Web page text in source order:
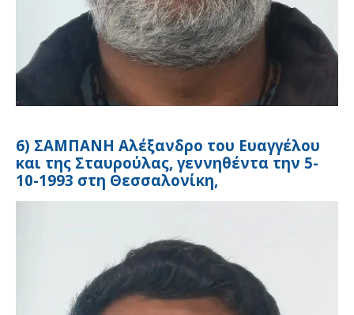
6) ΣΑΜΠΑΝΗ Αλέξανδρο του Ευαγγέλου
και της Σταυρούλας, γεννηθέντα την 5-
10-1993 στη Θεσσαλονίκη,